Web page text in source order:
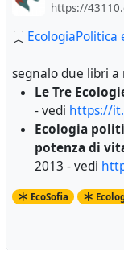
EcologiaPolitica
segnalo due libri a
Le Tre
- vedi https://
Ecologia
potenza di
2013 - vedi
EcoSofia